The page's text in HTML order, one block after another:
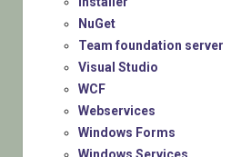
NuGet
Team foundation server
Visual Studio
WCF
Webservices
Windows Forms